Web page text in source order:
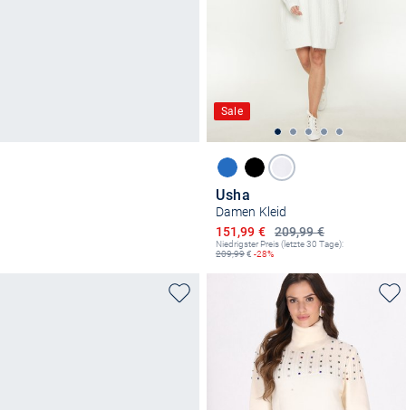
Sale
Usha
Damen Kleid
209,99 €
Ermäßigter Preis
151,99 €
Niedrigster Preis (letzte 30 Tage):
209,99€ -28%